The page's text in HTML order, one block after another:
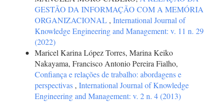
GESTÃO DA INFORMAÇÃO COM A MEMÓRIA
ORGANIZACIONAL , International Journal of
Knowledge Engineering and Management: v. 11 n. 29
(2022)
Maricel Karina López Torres, Marina Keiko
Nakayama, Francisco Antonio Pereira Fialho,
Confiança e relações de trabalho: abordagens e
perspectivas , International Journal of Knowledge
Engineering and Management: v. 2 n. 4 (2013)